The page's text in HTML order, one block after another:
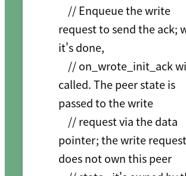
request to send the ack;
it's done,
called. The peer state is
passed to the write
pointer; the write request
does not own this peer